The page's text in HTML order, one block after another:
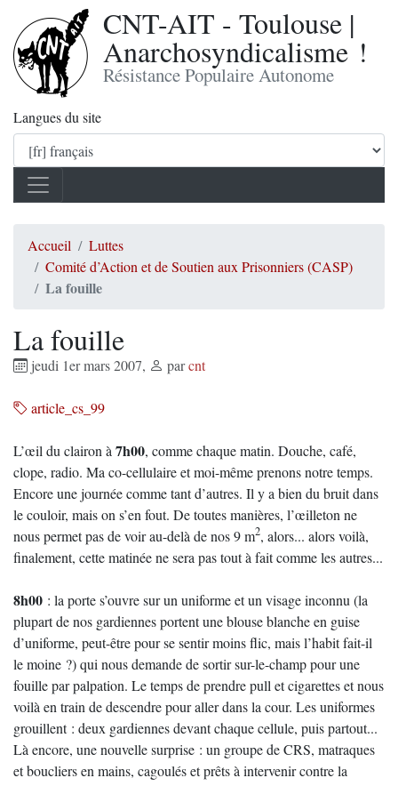
CNT-AIT - Toulouse |
Anarchosyndicalisme !
Résistance Populaire Autonome
Langues du site
Accueil
Luttes
Comité d’Action et de Soutien aux Prisonniers (CASP)
La fouille
La fouille
jeudi 1er mars 2007, parcnt
article_cs_99
L’œil du clairon à 7h00, comme chaque matin. Douche, café,
clope, radio. Ma co-cellulaire et moi-même prenons notre temps.
Encore une journée comme tant d’autres. Il y a bien du bruit dans
le couloir, mais on s’en fout. De toutes manières, l’œilleton ne
nous permet pas de voir au-delà de nos 9 m2, alors... alors voilà,
finalement, cette matinée ne sera pas tout à fait comme les autres...
8h00 : la porte s’ouvre sur un uniforme et un visage inconnu (la
plupart de nos gardiennes portent une blouse blanche en guise
d’uniforme, peut-être pour se sentir moins flic, mais l’habit fait-il
le moine ?) qui nous demande de sortir sur-le-champ pour une
fouille par palpation. Le temps de prendre pull et cigarettes et nous
voilà en train de descendre pour aller dans la cour. Les uniformes
grouillent : deux gardiennes devant chaque cellule, puis partout...
Là encore, une nouvelle surprise : un groupe de CRS, matraques
et boucliers en mains, cagoulés et prêts à intervenir contre la